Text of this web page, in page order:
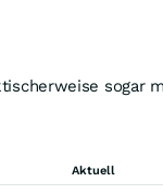
sogar
Aktuell